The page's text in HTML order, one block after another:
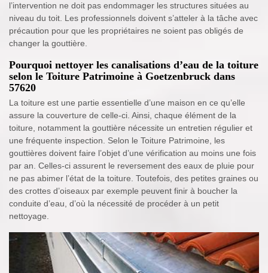
l’intervention ne doit pas endommager les structures situées au
niveau du toit. Les professionnels doivent s’atteler à la tâche avec
précaution pour que les propriétaires ne soient pas obligés de
changer la gouttière.
Pourquoi nettoyer les canalisations d’eau de la toiture
selon le Toiture Patrimoine à Goetzenbruck dans
57620
La toiture est une partie essentielle d’une maison en ce qu’elle
assure la couverture de celle-ci. Ainsi, chaque élément de la
toiture, notamment la gouttière nécessite un entretien régulier et
une fréquente inspection. Selon le Toiture Patrimoine, les
gouttières doivent faire l’objet d’une vérification au moins une fois
par an. Celles-ci assurent le reversement des eaux de pluie pour
ne pas abimer l’état de la toiture. Toutefois, des petites graines ou
des crottes d’oiseaux par exemple peuvent finir à boucher la
conduite d’eau, d’où la nécessité de procéder à un petit
nettoyage.